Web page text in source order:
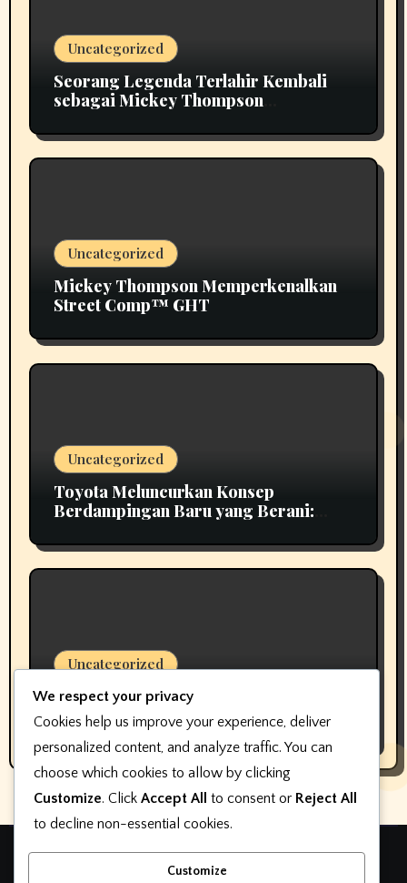
Uncategorized
Seorang Legenda Terlahir Kembali
sebagai Mickey Thompson
MT
Uncategorized
Mickey Thompson Memperkenalkan
Street Comp™ GHT
Uncategorized
Toyota Meluncurkan Konsep
Berdampingan Baru yang Berani:
Uncategorized
Pembuat perangkat lunak keterlibatan
pelanggan dealer mengubah nama,
bukan fokus
Teknologi otomotif
We respect your privacy
Cookies help us improve your experience, deliver
personalized content, and analyze traffic. You can
choose which cookies to allow by clicking
Customize. Click Accept All to consent or Reject All
to decline non-essential cookies.
Customize